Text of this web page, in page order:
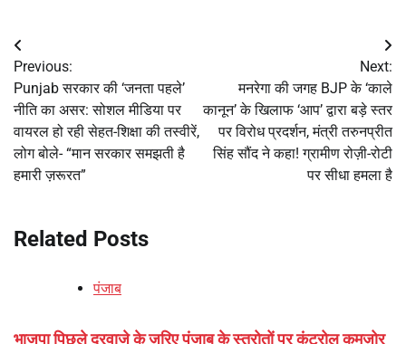
Post
navigation
Previous:
Punjab सरकार की ‘जनता पहले’
नीति का असर: सोशल मीडिया पर
वायरल हो रही सेहत-शिक्षा की तस्वीरें,
लोग बोले- “मान सरकार समझती है
हमारी ज़रूरत”
Next:
मनरेगा की जगह BJP के ‘काले
कानून’ के खिलाफ ‘आप’ द्वारा बड़े स्तर
पर विरोध प्रदर्शन, मंत्री तरुनप्रीत
सिंह सौंद ने कहा! ग्रामीण रोज़ी-रोटी
पर सीधा हमला है
Related Posts
पंजाब
भाजपा पिछले दरवाजे के ज़रिए पंजाब के स्त्रोतों पर कंट्रोल कमज़ोर